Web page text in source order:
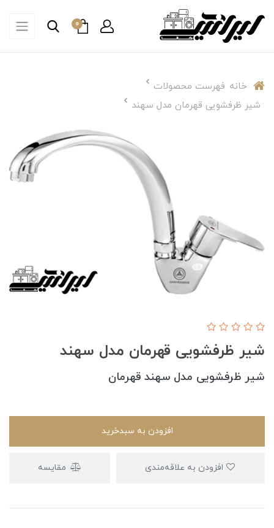
0
خانه فهرست محصولات
شیر ظرفشویی قهرمان مدل سهند
شیر ظرفشویی قهرمان مدل سهند
شیر ظرفشویی مدل سهند قهرمان
افزودن به سبدخرید
مقایسه